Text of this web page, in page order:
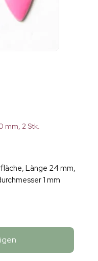
mm, 2 Stk.
Länge 24 mm,
1 mm